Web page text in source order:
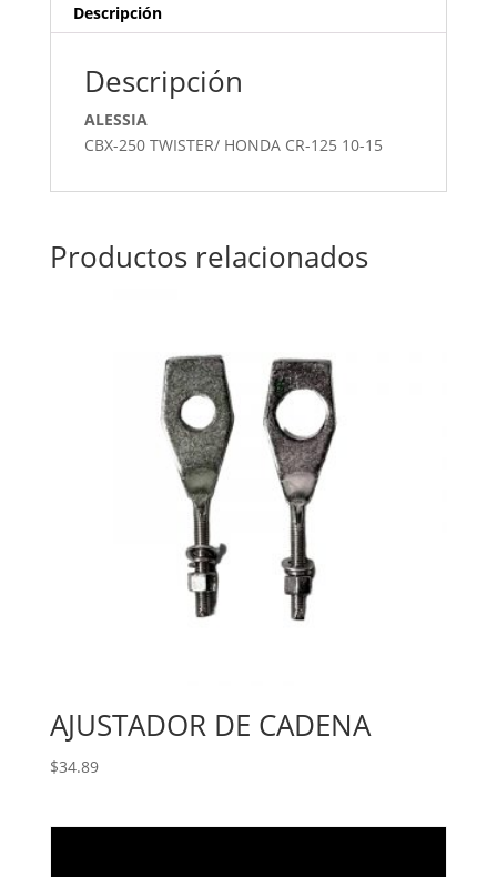
Descripción
Descripción
ALESSIA
CBX-250 TWISTER/ HONDA CR-125 10-15
Productos relacionados
AJUSTADOR DE CADENA
$34.89